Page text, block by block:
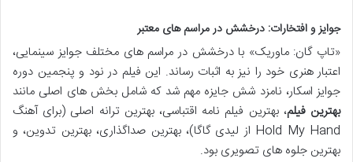
جوایز و افتخارات: درخشش در مراسم های معتبر
«تاپ گان: ماوریک» با درخشش در مراسم های مختلف جوایز سینمایی،
اعتبار هنری خود را نیز به اثبات رساند. این فیلم در نود و پنجمین دوره
جوایز اسکار، نامزد شش جایزه مهم شد که شامل بخش های اصلی مانند
بهترین فیلم، بهترین فیلم نامه اقتباسی، بهترین ترانه اصلی (برای آهنگ
Hold My Hand از لیدی گاگا)، بهترین صداگذاری، بهترین تدوین، و
بهترین جلوه های تصویری بود.